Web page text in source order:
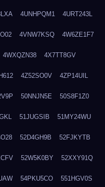
4UNHPQM1 4URT243L
4VNW7KSQ 4W6ZE1F7
4WXQZN38 4X7TT8GV
4Z52SO0V 4ZP14UIL
50NNJN5E 50S8F1Z0
51JUGSIB 51MY24WU
52D4GH9B 52FJKYTB
52W5K0BY 52XXY91Q
54PKU5CO 551HGV0S